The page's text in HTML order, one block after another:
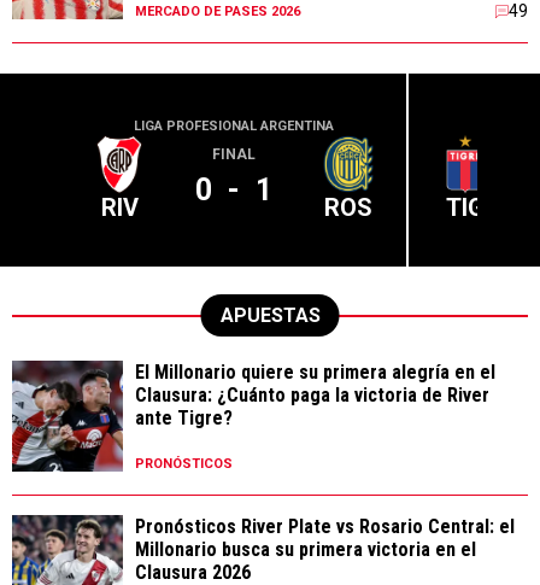
MERCADO DE PASES 2026 49
LIGA PROFESIONAL ARGENTINA
RIV
FINAL
0 - 1 ROS TIG
APUESTAS
El Millonario quiere su primera alegría en el
Clausura: ¿Cuánto paga la victoria de River
ante Tigre?
PRONÓSTICOS
Pronósticos River Plate vs Rosario Central: el
Millonario busca su primera victoria en el
Clausura 2026